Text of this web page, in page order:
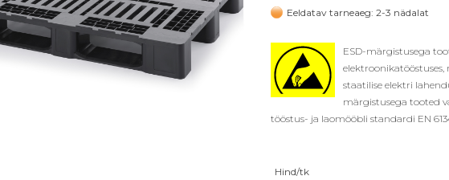
Eeldatav tarneaeg: 2-3 nädalat
ESD-märgistusega
staatilise elektri
märgistusega tooted
tööstus- ja laomööbli standardi EN
Hind/tk